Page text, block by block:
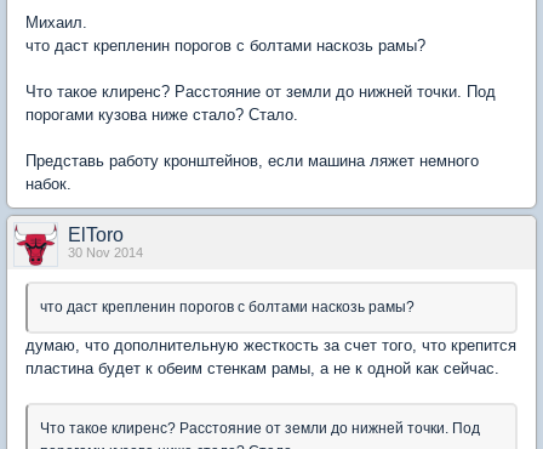
Михаил.
что даст крепленин порогов с болтами наскозь рамы?
Что такое клиренс? Расстояние от земли до нижней точки. Под
порогами кузова ниже стало? Стало.
Представь работу кронштейнов, если машина ляжет немного
набок.
ElToro
30 Nov 2014
что даст крепленин порогов с болтами наскозь рамы?
думаю, что дополнительную жесткость за счет того, что крепится
пластина будет к обеим стенкам рамы, а не к одной как сейчас.
Что такое клиренс? Расстояние от земли до нижней точки. Под